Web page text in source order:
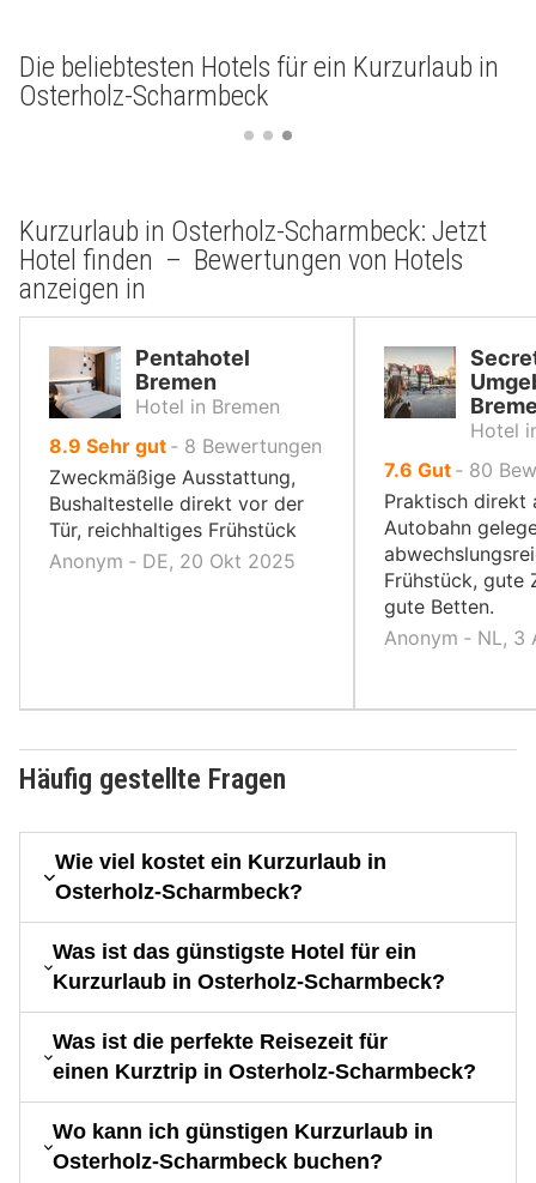
Die beliebtesten Hotels für ein Kurzurlaub in
Osterholz-Scharmbeck
Kurzurlaub in Osterholz-Scharmbeck: Jetzt
Hotel finden – Bewertungen von Hotels
anzeigen in
Pentahotel
Bremen
Hotel in Bremen
8.9 von
10,
Sehr gut ‐ 8 Bewertungen
Zweckmäßige Ausstattung,
Bushaltestelle direkt vor der
Tür, reichhaltiges Frühstück
Anonym ‐ DE, 20 Okt 2025
Hotel
7.6 von
10,
Gut ‐ 80
Praktisch direkt
Autobahn
Frühstück, gute
gute Betten.
Anonym ‐ NL, 3
Häufig gestellte Fragen
Wie viel kostet ein Kurzurlaub in
Osterholz-Scharmbeck?
Was ist das günstigste Hotel für ein
Kurzurlaub in Osterholz-Scharmbeck?
Was ist die perfekte Reisezeit für
einen Kurztrip in Osterholz-Scharmbeck?
Wo kann ich günstigen Kurzurlaub in
Osterholz-Scharmbeck buchen?